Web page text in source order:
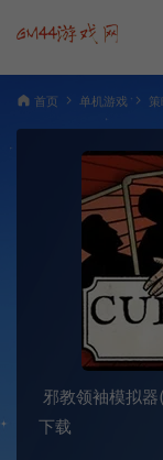
首页 单机游戏
邪教领袖模拟
下载